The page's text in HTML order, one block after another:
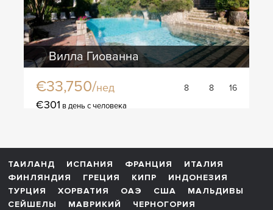
Вилла Гиованна
€33,750/нед 8 8 16
€301 в день с человека
ТАИЛАНД ИСПАНИЯ ФРАНЦИЯ
ИТАЛИЯ
ФИНЛЯНДИЯ
ГРЕЦИЯ КИПР
ИНДОНЕЗИЯ
ТУРЦИЯ
ХОРВАТИЯ ОАЭ США
МАЛЬДИВЫ
СЕЙШЕЛЫ
МАВРИКИЙ ЧЕРНОГОРИЯ